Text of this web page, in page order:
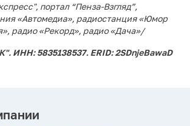
портал “Пенза-Взгляд”,
«Автомедиа», радиостанция «Юмор
радио «Рекорд», радио «Дача»/
ИНН: 5835138537. ERID: 2SDnjeBawaD